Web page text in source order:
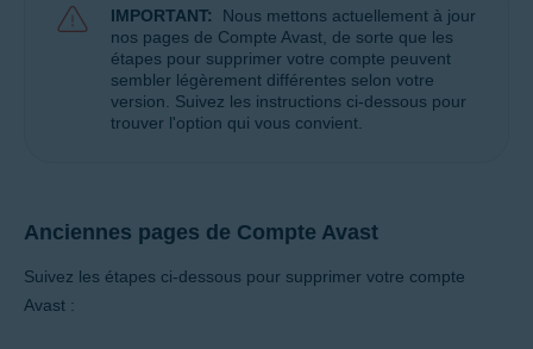
IMPORTANT:
Nous mettons actuellement à jour
nos pages de Compte Avast, de sorte que les
étapes pour supprimer votre compte peuvent
sembler légèrement différentes selon votre
version. Suivez les instructions ci-dessous pour
trouver l'option qui vous convient.
Anciennes pages de Compte Avast
Suivez les étapes ci-dessous pour supprimer votre compte
Avast :